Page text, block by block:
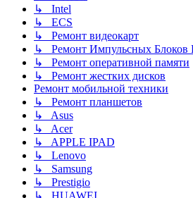
↳ Intel
↳ ECS
↳ Ремонт видеокарт
↳ Ремонт Импульсных Блоков
↳ Ремонт оперативной памяти
↳ Ремонт жестких дисков
Ремонт мобильной техники
↳ Ремонт планшетов
↳ Asus
↳ Acer
↳ APPLE IPAD
↳ Lenovo
↳ Samsung
↳ Prestigio